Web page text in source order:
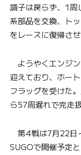
調子は戻らず、1周
系部品を交換、ト
をレースに復帰させ
ようやくエンジ
迎えており、ホー
フラッグを受けた
ら57周遅れで完走
第4戦は7月22日
SUGOで開催予定と